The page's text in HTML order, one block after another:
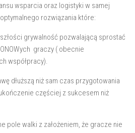
wsparcia oraz logistyki w samej
rozwiązania które:
grywalność pozwalającą sprostać
graczy ( obecnie
współpracy).
dłuższą niż sam czas przygotowania
częściej z sukcesem niż
pole walki z założeniem, że gracze nie